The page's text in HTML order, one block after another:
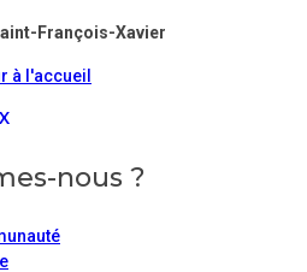
François-Xavier
nous ?